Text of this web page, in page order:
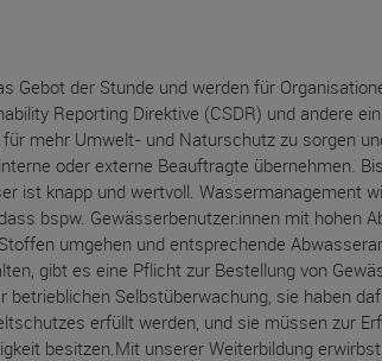
Gebot der Stunde und werden für
Reporting Direktive (CSDR) und andere
mehr Umwelt- und Naturschutz zu sorgen
oder externe Beauftragte übernehmen.
ist knapp und wertvoll. Wassermanagement
bspw. Gewässerbenutzer:innen mit hohen
umgehen und entsprechende
gibt es eine Pflicht zur Bestellung von
Selbstüberwachung, sie haben
erfüllt werden, und sie müssen zur
besitzen.Mit unserer Weiterbildung